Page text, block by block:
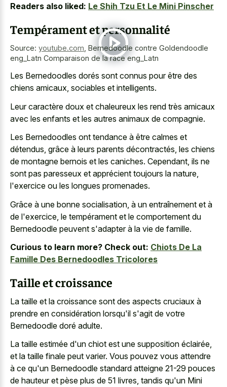
Readers also liked: Le Shih Tzu Et Le Mini Pinscher
Tempérament et personnalité
Source: youtube.com Bernedoodle contre Goldendoodle
eng_Latn Comparaison de la race eng_Latn
Les Bernedoodles dorés sont connus pour être des
chiens amicaux, sociables et intelligents.
Leur caractère doux et chaleureux les rend très amicaux
avec les enfants et les autres animaux de compagnie.
Les Bernedoodles ont tendance à être calmes et
détendus, grâce à leurs parents décontractés, les chiens
de montagne bernois et les caniches. Cependant, ils ne
sont pas paresseux et apprécient toujours la nature,
l'exercice ou les longues promenades.
Grâce à une bonne socialisation, à un entraînement et à
de l'exercice, le tempérament et le comportement du
Bernedoodle peuvent s'adapter à la vie de famille.
Curious to learn more? Check out: Chiots De La
Famille Des Bernedoodles Tricolores
Taille et croissance
La taille et la croissance sont des aspects cruciaux à
prendre en considération lorsqu'il s'agit de votre
Bernedoodle doré adulte.
La taille estimée d'un chiot est une supposition éclairée,
et la taille finale peut varier. Vous pouvez vous attendre
à ce qu'un Bernedoodle standard atteigne 21-29 pouces
de hauteur et pèse plus de 51 livres, tandis qu'un Mini